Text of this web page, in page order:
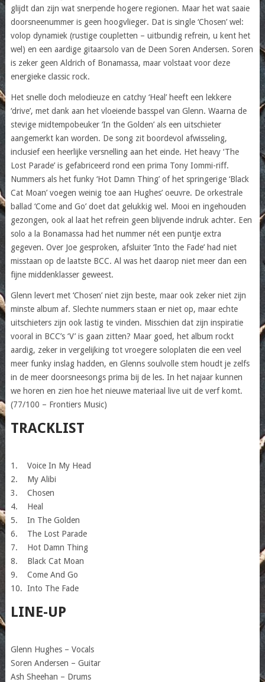
glijdt dan zijn wat snerpende hogere regionen. Maar het wat saaie
doorsneenummer is geen hoogvlieger. Dat is single ‘Chosen’ wel:
volop dynamiek (rustige coupletten – uitbundig refrein, u kent het
wel) en een aardige gitaarsolo van de Deen Soren Andersen. Soren
is zeker geen Aldrich of Bonamassa, maar volstaat voor deze
energieke classic rock.
Het snelle doch melodieuze en catchy ‘Heal’ heeft een lekkere
‘drive’, met dank aan het vloeiende basspel van Glenn. Waarna de
stevige midtempobeuker ‘In the Golden’ als een uitschieter
aangemerkt kan worden. De song zit boordevol afwisseling,
inclusief een heerlijke versnelling aan het einde. Het heavy ‘The
Lost Parade’ is gefabriceerd rond een prima Tony Iommi-riff.
Nummers als het funky ‘Hot Damn Thing’ of het springerige ‘Black
Cat Moan’ voegen weinig toe aan Hughes’ oeuvre. De orkestrale
ballad ‘Come and Go’ doet dat gelukkig wel. Mooi en ingehouden
gezongen, ook al laat het refrein geen blijvende indruk achter. Een
solo a la Bonamassa had het nummer nét een puntje extra
gegeven. Over Joe gesproken, afsluiter ‘Into the Fade’ had niet
misstaan op de laatste BCC. Al was het daarop niet meer dan een
fijne middenklasser geweest.
Glenn levert met ‘Chosen’ niet zijn beste, maar ook zeker niet zijn
minste album af. Slechte nummers staan er niet op, maar echte
uitschieters zijn ook lastig te vinden. Misschien dat zijn inspiratie
vooral in BCC’s ‘V’ is gaan zitten? Maar goed, het album rockt
aardig, zeker in vergelijking tot vroegere soloplaten die een veel
meer funky inslag hadden, en Glenns soulvolle stem houdt je zelfs
in de meer doorsneesongs prima bij de les. In het najaar kunnen
we horen en zien hoe het nieuwe materiaal live uit de verf komt.
(77/100 – Frontiers Music)
TRACKLIST
1. Voice In My Head
2. My Alibi
3. Chosen
4. Heal
5. In The Golden
6. The Lost Parade
7. Hot Damn Thing
8. Black Cat Moan
9. Come And Go
10. Into The Fade
LINE-UP
Glenn Hughes – Vocals
Soren Andersen – Guitar
Ash Sheehan – Drums